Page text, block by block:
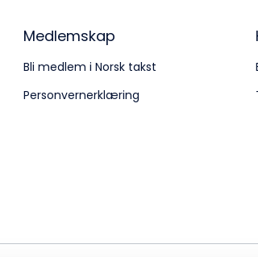
Medlemskap
Bli medlem i Norsk takst
Personvernerklæring